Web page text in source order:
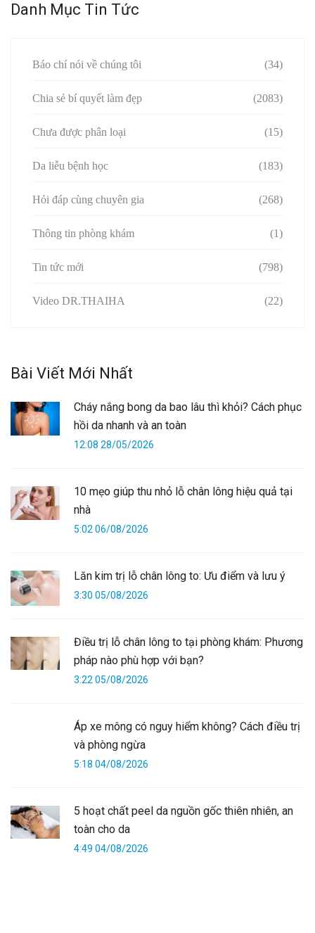
Danh Mục Tin Tức
Báo chí nói về chúng tôi (34)
Chia sẻ bí quyết làm đẹp (2083)
Chưa được phân loại (15)
Da liễu bệnh học (183)
Hỏi đáp cùng chuyên gia (268)
Thông tin phòng khám (1)
Tin tức mới (798)
Video DR.THAIHA (22)
Bài Viết Mới Nhất
Cháy nắng bong da bao lâu thì khỏi? Cách phục
hồi da nhanh và an toàn
12:08 28/05/2026
10 mẹo giúp thu nhỏ lỗ chân lông hiệu quả tại
nhà
5:02 06/08/2026
Lăn kim trị lỗ chân lông to: Ưu điểm và lưu ý
3:30 05/08/2026
Điều trị lỗ chân lông to tại phòng khám: Phương
pháp nào phù hợp với bạn?
3:22 05/08/2026
Áp xe mông có nguy hiểm không? Cách điều trị
và phòng ngừa
5:18 04/08/2026
5 hoạt chất peel da nguồn gốc thiên nhiên, an
toàn cho da
4:49 04/08/2026